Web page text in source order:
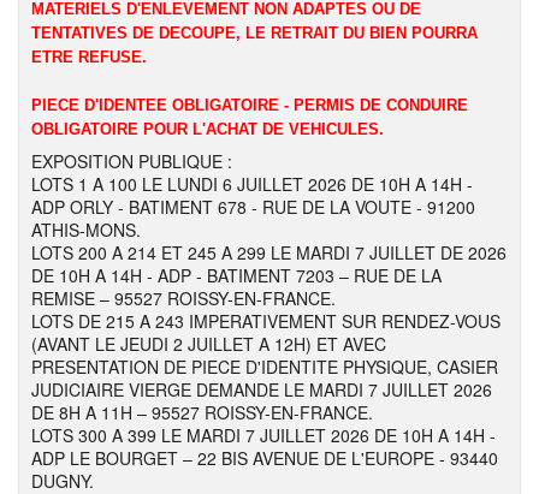
MATERIELS D'ENLEVEMENT NON ADAPTES OU DE
TENTATIVES DE DECOUPE, LE RETRAIT DU BIEN POURRA
ETRE REFUSE.
PIECE D'IDENTEE OBLIGATOIRE - PERMIS DE CONDUIRE
OBLIGATOIRE POUR L'ACHAT DE VEHICULES.
EXPOSITION PUBLIQUE :
LOTS 1 A 100 LE LUNDI 6 JUILLET 2026 DE 10H A 14H -
ADP ORLY - BATIMENT 678 - RUE DE LA VOUTE - 91200
ATHIS-MONS.
LOTS 200 A 214 ET 245 A 299 LE MARDI 7 JUILLET DE 2026
DE 10H A 14H - ADP - BATIMENT 7203 – RUE DE LA
REMISE – 95527 ROISSY-EN-FRANCE.
LOTS DE 215 A 243 IMPERATIVEMENT SUR RENDEZ-VOUS
(AVANT LE JEUDI 2 JUILLET A 12H) ET AVEC
PRESENTATION DE PIECE D'IDENTITE PHYSIQUE, CASIER
JUDICIAIRE VIERGE DEMANDE LE MARDI 7 JUILLET 2026
DE 8H A 11H – 95527 ROISSY-EN-FRANCE.
LOTS 300 A 399 LE MARDI 7 JUILLET 2026 DE 10H A 14H -
ADP LE BOURGET – 22 BIS AVENUE DE L'EUROPE - 93440
DUGNY.